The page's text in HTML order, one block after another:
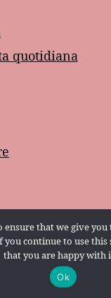
quotidiana
Manzoni
ensure that we give
you continue to use this
that you are happy with
Ok